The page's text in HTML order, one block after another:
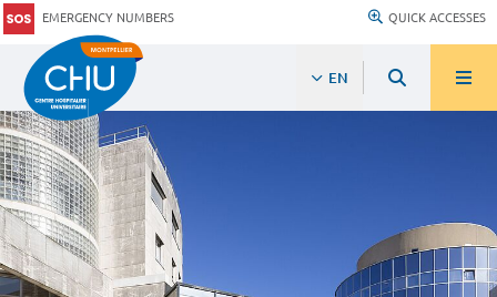
EMERGENCY NUMBERS QUICK ACCESSES
EN